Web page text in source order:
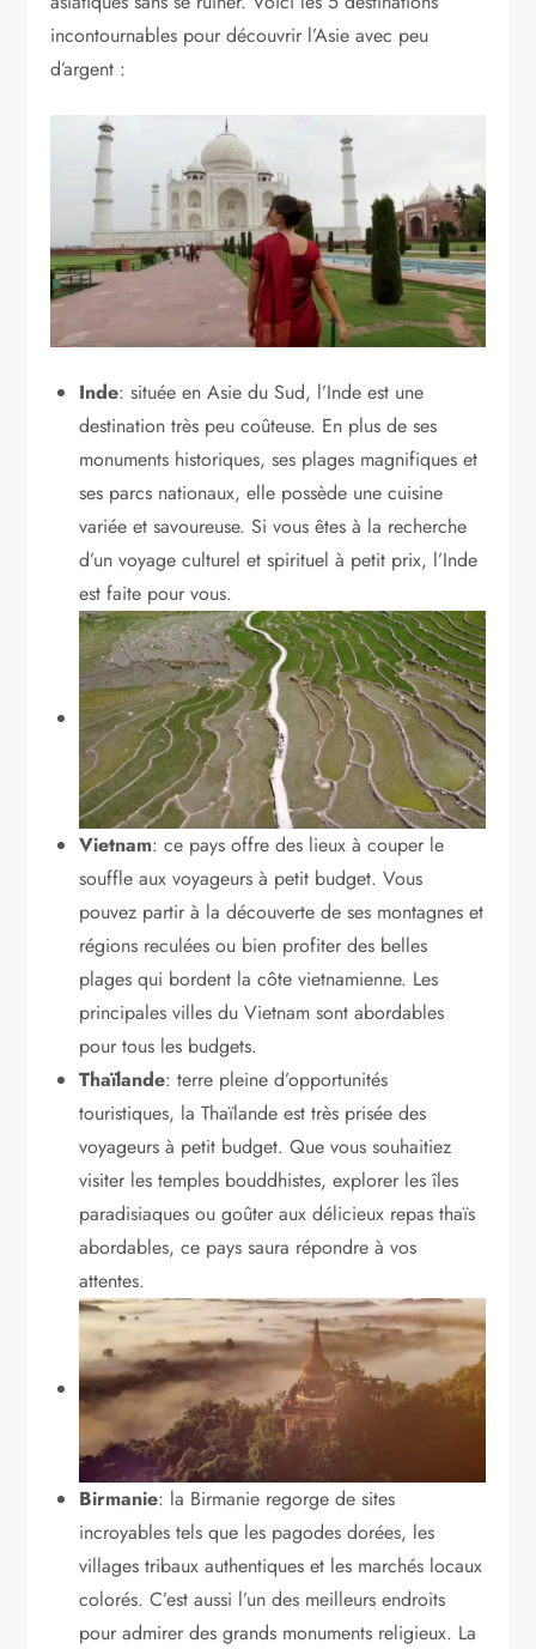
incontournables pour découvrir l’Asie avec peu
d’argent :
Inde: située en Asie du Sud, l’Inde est une
destination très peu coûteuse. En plus de ses
monuments historiques, ses plages magnifiques et
ses parcs nationaux, elle possède une cuisine
variée et savoureuse. Si vous êtes à la recherche
d’un voyage culturel et spirituel à petit prix, l’Inde
est faite pour vous.
Vietnam: ce pays offre des lieux à couper le
souffle aux voyageurs à petit budget. Vous
pouvez partir à la découverte de ses montagnes et
régions reculées ou bien profiter des belles
plages qui bordent la côte vietnamienne. Les
principales villes du Vietnam sont abordables
pour tous les budgets.
Thaïlande: terre pleine d’opportunités
touristiques, la Thaïlande est très prisée des
voyageurs à petit budget. Que vous souhaitiez
visiter les temples bouddhistes, explorer les îles
paradisiaques ou goûter aux délicieux repas thaïs
abordables, ce pays saura répondre à vos
attentes.
Birmanie: la Birmanie regorge de sites
incroyables tels que les pagodes dorées, les
villages tribaux authentiques et les marchés locaux
colorés. C’est aussi l’un des meilleurs endroits
pour admirer des grands monuments religieux. La